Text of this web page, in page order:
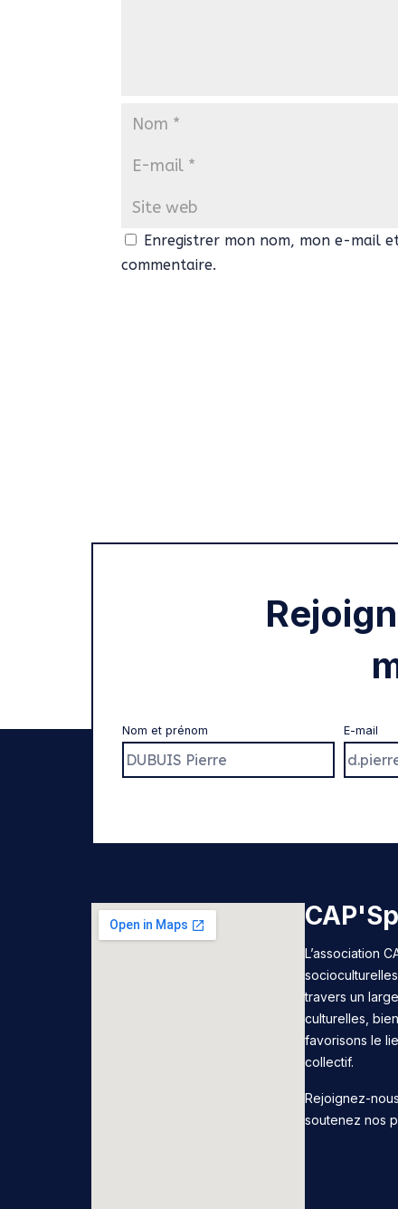
Enregistrer mon nom, mon e-mail
commentaire.
Nom et prénom E-mail
L’association
travers un
culturelles,
favorisons le
collectif.
Rejoignez-
soutenez nos